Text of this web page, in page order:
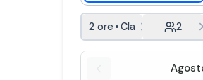
2 ore •Classica 2